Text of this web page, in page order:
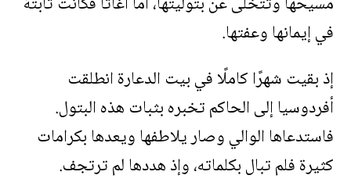
في إيمانها وعفتها.
إذ بقيت شهرًا كاملًا في بيت الدعارة انطلقت
أفردوسيا إلى الحاكم تخبره بثبات هذه البتول.
فاستدعاها الوالي وصار يلاطفها ويعدها بكرامات
كثيرة فلم تبال بكلماته، وإذ هددها لم ترتجف.